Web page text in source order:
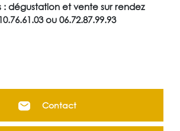
: dégustation et vente sur rendez
ou 06.72.87.99.93
Contact